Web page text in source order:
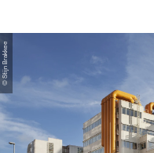
© Stijn Brakkee